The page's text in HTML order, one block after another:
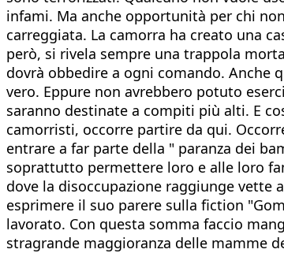
infami. Ma anche opportunità per chi
carreggiata. La camorra ha creato una
però, si rivela sempre una trappola
dovrà obbedire a ogni comando. Anche
vero. Eppure non avrebbero potuto
saranno destinate a compiti più alti. E
camorristi, occorre partire da qui.
entrare a far parte della " paranza dei
soprattutto permettere loro e alle loro
dove la disoccupazione raggiunge
esprimere il suo parere sulla fiction
lavorato. Con questa somma faccio
stragrande maggioranza delle mamme